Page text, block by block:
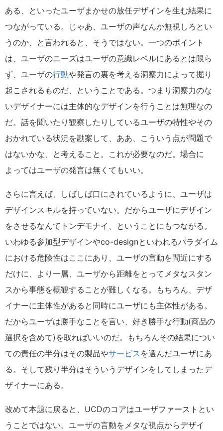
ある、といったユーザまかせの放任デザインを生む結果に
つながっている。じゃあ、ユーザの声なんか無視しろとい
うのか、と言われると、そうではない。一つのポイント
は、ユーザのニーズはユーザの意識レベルにあるとは限ら
ず、ユーザの行動や発言の裏を考える洞察力によって掘り
起こされるものだ、ということである。つまり洞察力のな
いデザイナーには主体的なデザインを行うことは無理なの
だ。話を聞いたり観察したりしているユーザの特性やその
おかれている状況を勘案して、ああ、こういう点が問題で
はないかな、と考えること。これが必要なのだ。場合に
よってはユーザの発言は無くてもいい。
さらに言えば、しばしば口にされているように、ユーザは
デザインスキルを持っていない。だからユーザにデザイン
をさせるなんてトンデモナイ、ということにもつながる。
いわゆる参加型デザインやco-designといわれるパラダイム
における危険性はここにあり、ユーザの言動を間近にする
だけに、より一層、ユーザから距離をとってメタなスタン
スから事態を概観することが難しくなる。もちろん、デザ
イナーに主体性があると同時にユーザにも主体性がある。
だからユーザは勝手なことを言い、好き勝手な行動(商品の
選択を含めて)を取ればいいのだ。もちろんその結果につい
ての責任の半分はその製品やサービス を選んだユーザにあ
る。そして残り半分はそういうデザインをしてしまったデ
ザイナーにある。
改めて本題に戻ると、UCDのコアはユーザファーストとい
うことではない。ユーザの言動をメタな視点からデザイ